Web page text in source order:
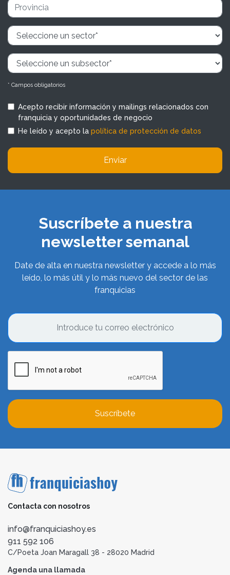
* Campos obligatorios
Acepto recibir información y mailings relacionados con
franquicia y oportunidades de negocio
He leído y acepto la política de protección de datos
Enviar
Suscríbete a nuestra
newsletter semanal
Date de alta en nuestra newsletter y accede a lo más
leído, lo más útil y lo más nuevo del sector de las
franquicias
Suscríbete
Contacta con nosotros
info@franquiciashoy.es
911 592 106
C/Poeta Joan Maragall 38 - 28020 Madrid
Agenda una llamada